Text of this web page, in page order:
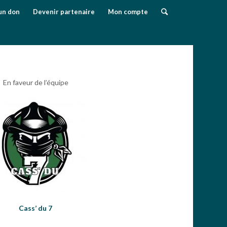
don Devenir partenaire Mon compte
En faveur de l’équipe
Cass’ du 7